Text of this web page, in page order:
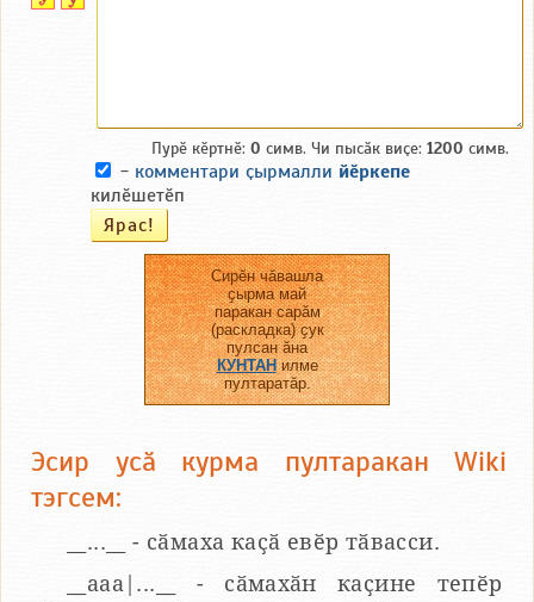
Пурӗ кӗртнӗ: 0 симв. Чи пысӑк виҫе: 1200 симв.
- комментари ҫырмалли йӗркепе
килӗшетӗп
Сирӗн чӑвашла
ҫырма май
паракан сарӑм
(раскладка) ҫук
пулсан ӑна
КУНТАНилме
пултаратӑр.
Эсир усӑ курма пултаракан Wiki
тэгсем:
__...__ - сӑмаха каҫӑ евӗр тӑвасси.
__aaa|...__ - сӑмахӑн каҫине тепӗр